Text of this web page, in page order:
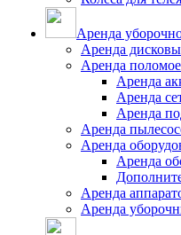
Аренда
Аренда
Аренда
Аренда
Аренда
Аренда
Аренда
Аренда
Аренда
Аренда
Аренда